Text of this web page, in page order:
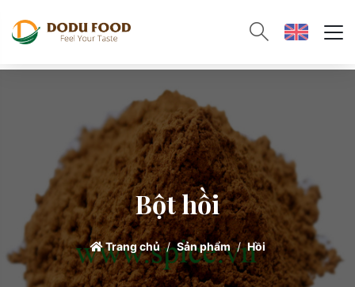
Bột hồi
Trang chủ Sản phẩm Hồi